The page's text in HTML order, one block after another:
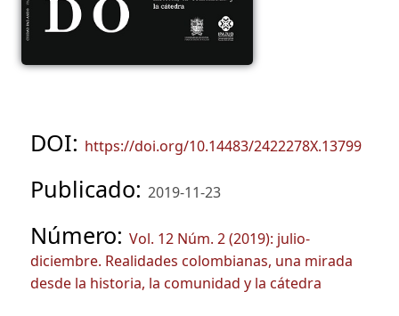
DOI: https://doi.org/10.14483/2422278X.13799
Publicado: 2019-11-23
Número: Vol. 12 Núm. 2 (2019): julio-
diciembre. Realidades colombianas, una mirada
desde la historia, la comunidad y la cátedra